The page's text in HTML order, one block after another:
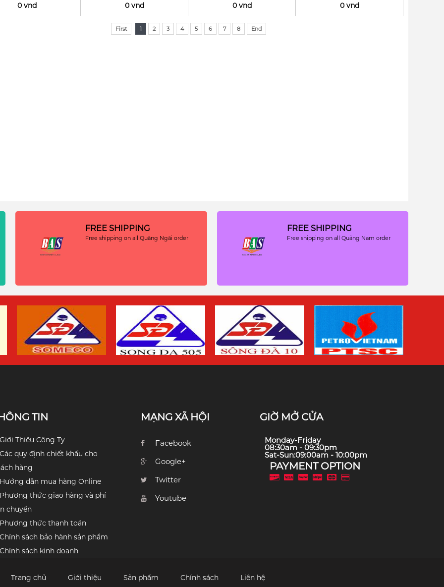
0 vnd 0 vnd 0 vnd 0 vnd
First 1 2 3 4 5 6 7 8 End
FREE SHIPPING
Free shipping on all Quãng Ngãi order
FREE SHIPPING
Free shipping on all Quảng Nam order
TIN
Giới Thiệu Công Ty
Các quy định chiết khấu cho
hàng
Hướng dẫn mua hàng Online
Phương thức giao hàng và phí
chuyển
Phương thức thanh toán
Chính sách bảo hành sản phẩm
Chính sách kinh doanh
MẠNG XÃ HỘI
Facebook
Google+
Twitter
Youtube
GIỜ MỞ CỬA
Monday-Friday
08:30am - 09:30pm
Sat-Sun:09:00am - 10:00pm
PAYMENT OPTION
Trang chủ Giới thiệu Sản phẩm Chính sách Liên hệ